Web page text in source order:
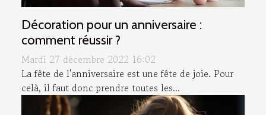
Décoration pour un anniversaire :
comment réussir ?
Mardi 27 décembre 2022 16:02
La fête de l'anniversaire est une fête de joie. Pour
celà, il faut donc prendre toutes les...